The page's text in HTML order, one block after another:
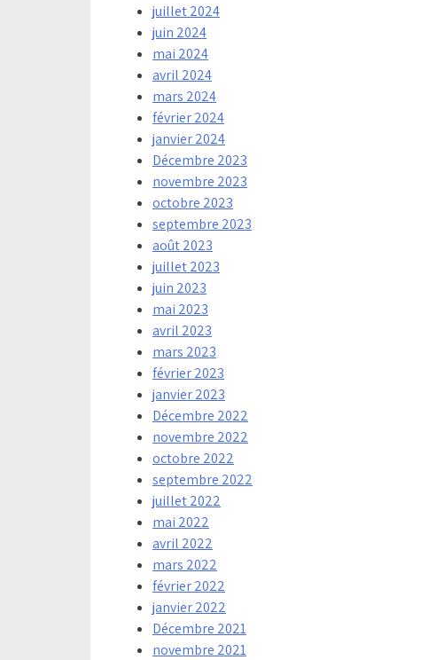
juillet 2024
juin 2024
mai 2024
avril 2024
mars 2024
février 2024
janvier 2024
Décembre 2023
novembre 2023
octobre 2023
septembre 2023
août 2023
juillet 2023
juin 2023
mai 2023
avril 2023
mars 2023
février 2023
janvier 2023
Décembre 2022
novembre 2022
octobre 2022
septembre 2022
juillet 2022
mai 2022
avril 2022
mars 2022
février 2022
janvier 2022
Décembre 2021
novembre 2021